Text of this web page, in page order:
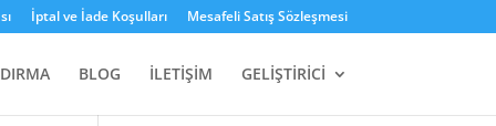
İptal ve İade Koşulları Mesafeli Satış Sözleşmesi
BLOG İLETİŞİM GELİŞTİRİCİ